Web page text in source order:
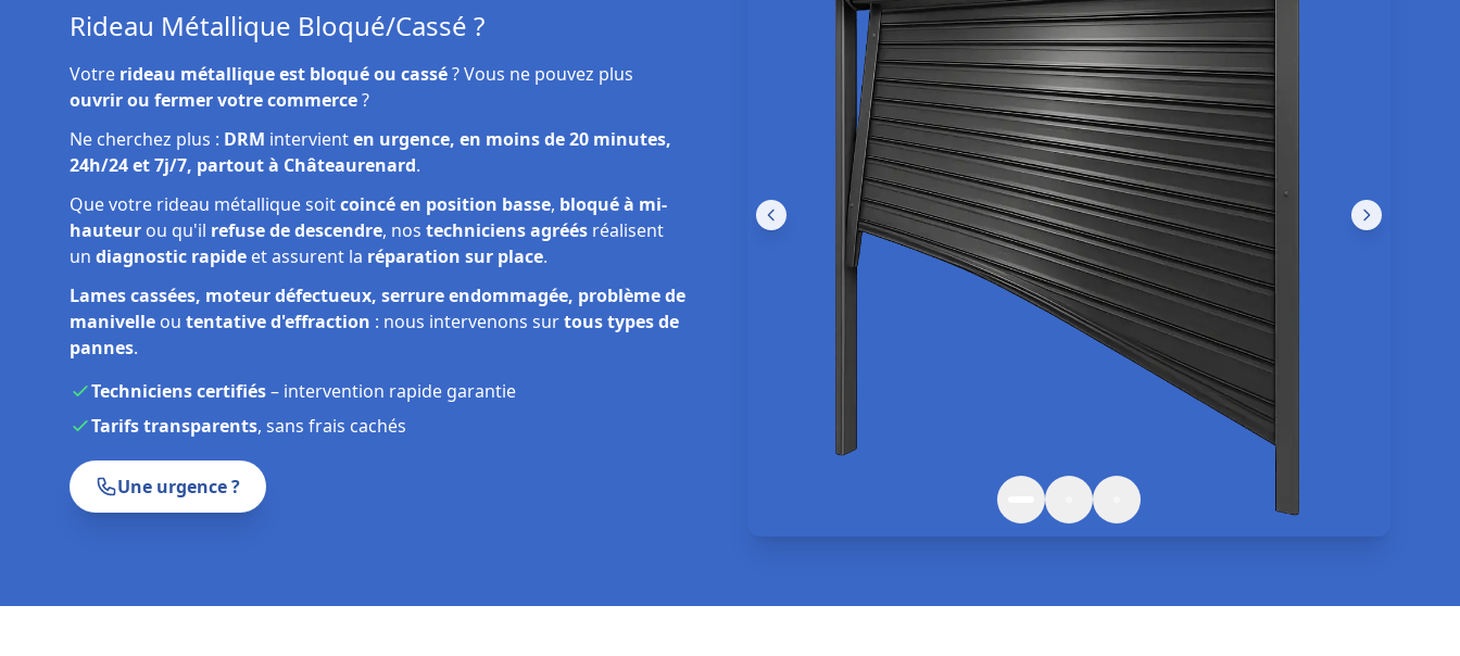
Rideau Métallique Bloqué/Cassé ?
Votre rideau métallique est bloqué ou cassé? Vous ne pouvez plus
ouvrir ou fermer votre commerce?
Ne cherchez plus : DRM intervienten urgence, en moins de 20 minutes,
24h/24 et 7j/7, partout à Châteaurenard.
Que votre rideau métallique soitcoincé en position basse, bloqué à mi-
hauteur ou qu'il refuse de descendre, nos techniciens agréés réalisent
un diagnostic rapide et assurent la réparation sur place.
Lames cassées, moteur défectueux, serrure endommagée, problème de
manivelle ou tentative d'effraction : nous intervenons surtous types de
pannes.
Techniciens certifiés– intervention rapide garantie
Tarifs transparents, sans frais cachés
Une urgence ?